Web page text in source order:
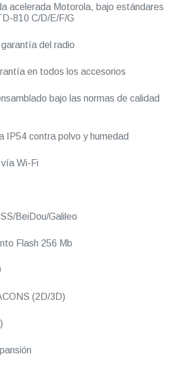
acelerada Motorola, bajo estándares
810 C/D/E/F/G
del radio
en todos los accesorios
bajo las normas de calidad
IP54 contra polvo y humedad
Wi-Fi
BeiDou/Galileo
Flash 256 Mb
(2D/3D)